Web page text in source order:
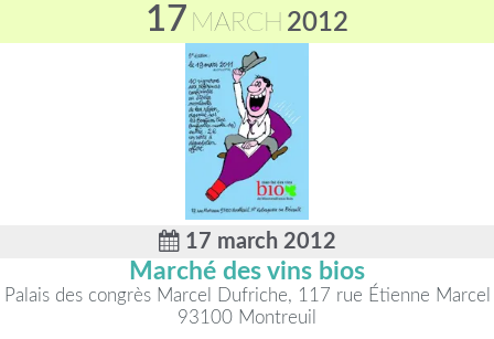
17 MARCH 2012
17 march 2012
Marché des vins bios
Palais des congrès Marcel Dufriche, 117 rue Étienne Marcel
93100 Montreuil